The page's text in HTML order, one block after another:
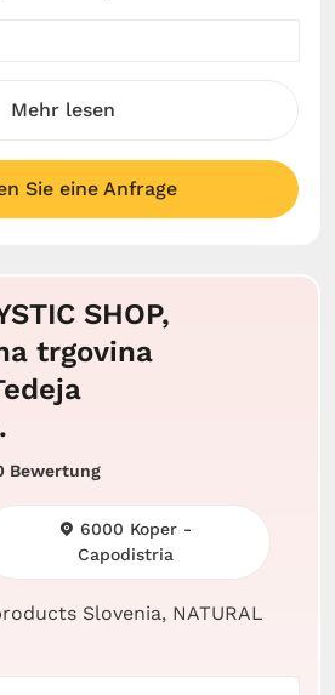
Mehr lesen
Sie eine Anfrage
SHOP,
trgovina
Bewertung
Slovenia, NATURAL
6000 Koper -
Capodistria